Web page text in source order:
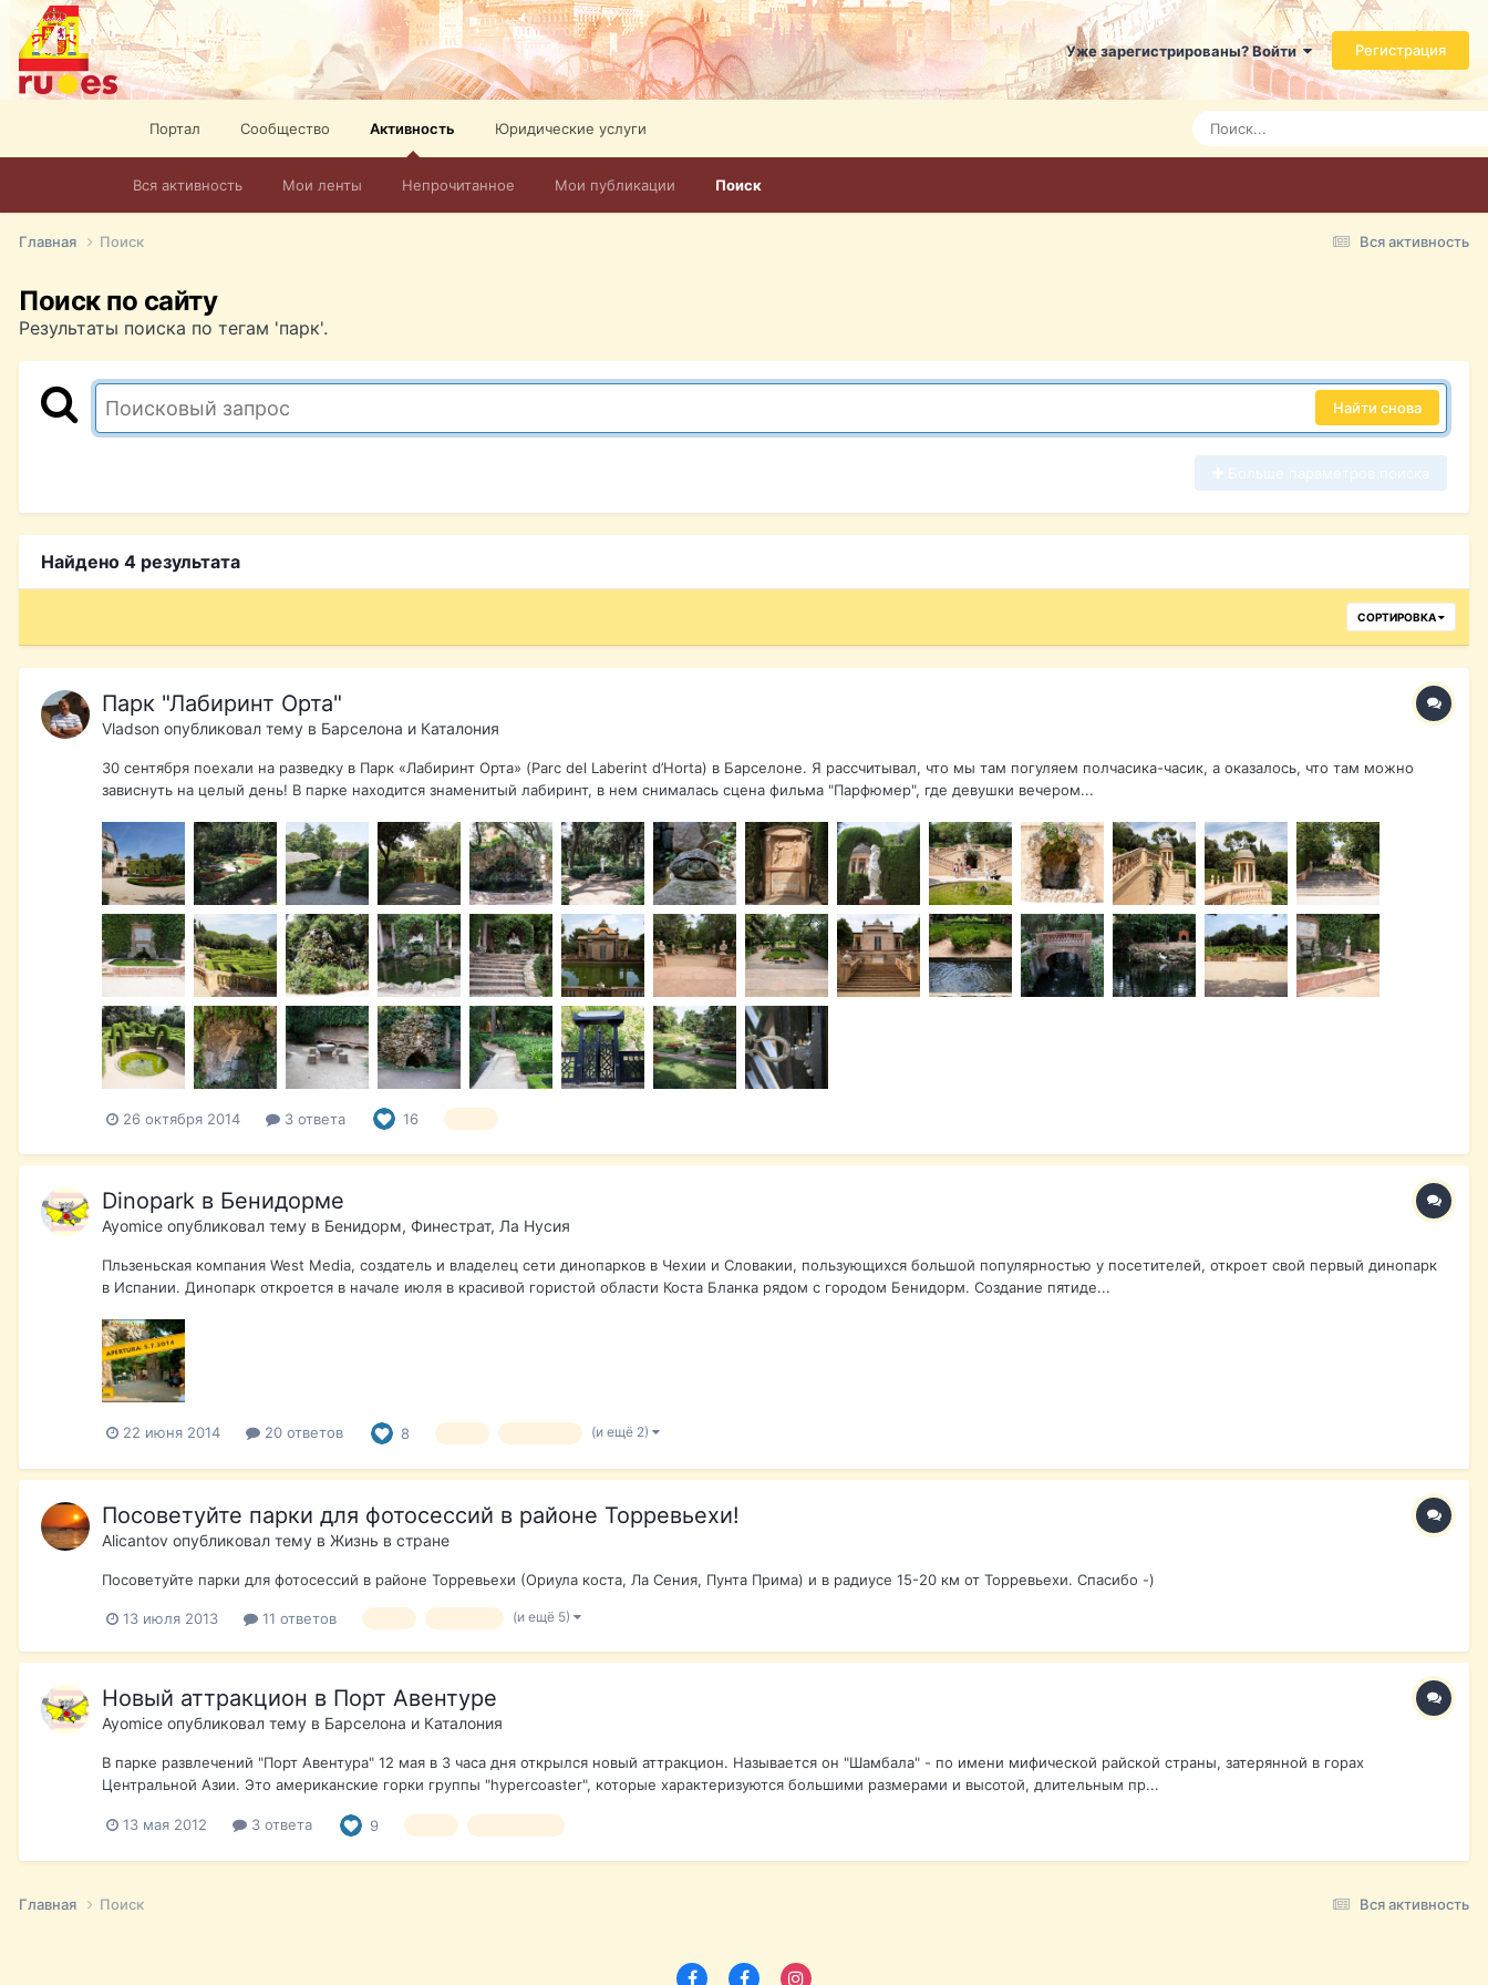
Уже зарегистрированы? Войти Регистрация
Портал Сообщество Активность
Вся активность Мои ленты Непрочитанное Мои публикации Поиск
Юридические услуги
Вся активность
Главная Поиск
Поиск по сайту
Результаты поиска по тегам 'парк'.
Найти снова
Найдено 4 результата
СОРТИРОВКА
Парк "Лабиринт Орта"
Vladson опубликовал тему в Барселона и Каталония
30 сентября поехали на разведку в Парк «Лабиринт Орта» (Parc del Laberint d’Horta) в Барселоне. Я рассчитывал, что мы там погуляем полчасика-часик, а оказалось, что там можно
зависнуть на целый день! В парке находится знаменитый лабиринт, в нем снималась сцена фильма "Парфюмер", где девушки вечером...
26 октября 2014 3 ответа 16
Dinopark в Бенидорме
Ayomice опубликовал тему в Бенидорм, Финестрат, Ла Нусия
Пльзеньская компания West Media, создатель и владелец сети динопарков в Чехии и Словакии, пользующихся большой популярностью у посетителей, откроет свой первый динопарк
в Испании. Динопарк откроется в начале июля в красивой гористой области Коста Бланка рядом с городом Бенидорм. Создание пятиде...
22 июня 2014 20 ответов 8 (и ещё 2)
Посоветуйте парки для фотосессий в районе Торревьехи!
Alicantov опубликовал тему в Жизнь в стране
Посоветуйте парки для фотосессий в районе Торревьехи (Ориула коста, Ла Сения, Пунта Прима) и в радиусе 15-20 км от Торревьехи. Спасибо -)
13 июля 2013 11 ответов (и ещё 5)
Новый аттракцион в Порт Авентуре
Ayomice опубликовал тему в Барселона и Каталония
В парке развлечений "Порт Авентура" 12 мая в 3 часа дня открылся новый аттракцион. Называется он "Шамбала" - по имени мифической райской страны, затерянной в горах
Центральной Азии. Это американские горки группы "hypercoaster", которые характеризуются большими размерами и высотой, длительным пр...
13 мая 2012 3 ответа 9
Вся активность
Главная Поиск